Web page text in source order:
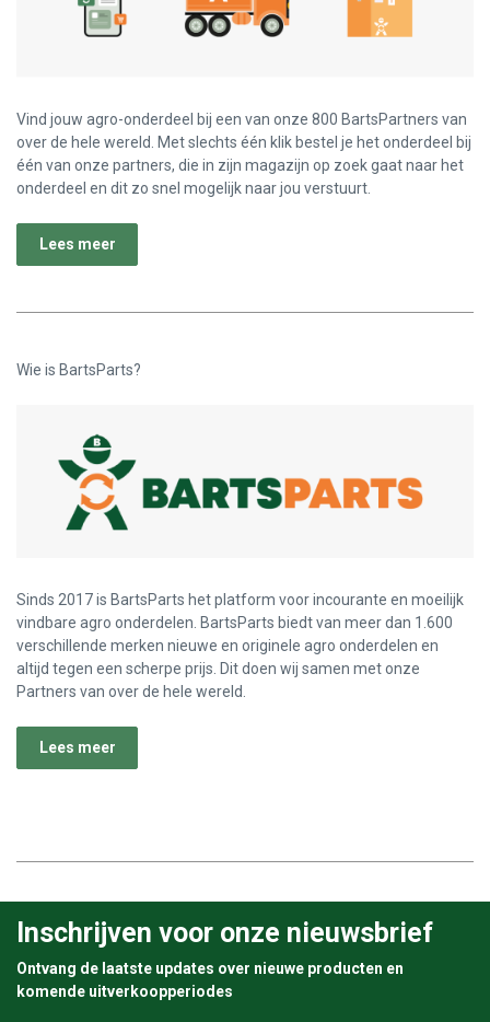
Vind jouw agro-onderdeel bij een van onze 800 BartsPartners van
over de hele wereld. Met slechts één klik bestel je het onderdeel bij
één van onze partners, die in zijn magazijn op zoek gaat naar het
onderdeel en dit zo snel mogelijk naar jou verstuurt.
Lees meer
Wie is BartsParts?
Sinds 2017 is BartsParts het platform voor incourante en moeilijk
vindbare agro onderdelen. BartsParts biedt van meer dan 1.600
verschillende merken nieuwe en originele agro onderdelen en
altijd tegen een scherpe prijs. Dit doen wij samen met onze
Partners van over de hele wereld.
Lees meer
Inschrijven voor onze nieuwsbrief
Ontvang de laatste updates over nieuwe producten en
komende uitverkoopperiodes